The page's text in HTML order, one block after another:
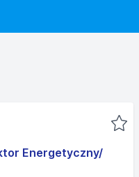
Energetyczny/